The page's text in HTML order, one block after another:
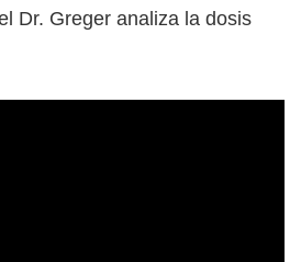
Dr. Greger analiza la dosis